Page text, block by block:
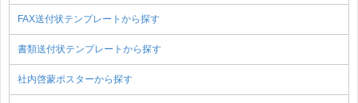
FAX送付状テンプレートから探す
書類送付状テンプレートから探す
社内啓蒙ポスターから探す